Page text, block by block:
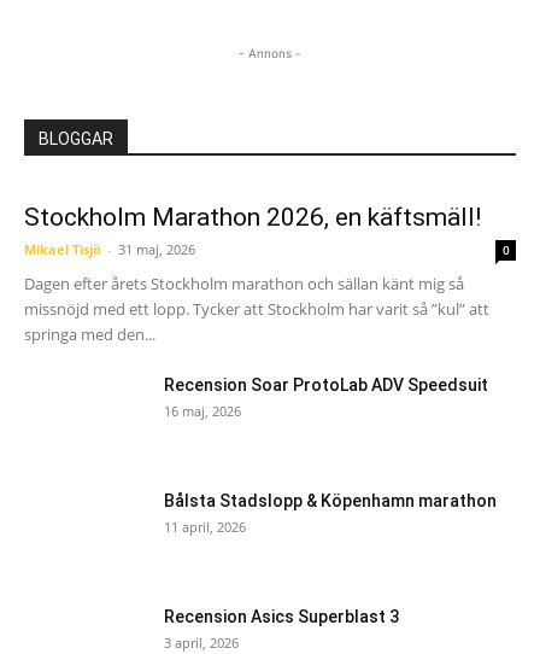
- Annons -
BLOGGAR
Stockholm Marathon 2026, en käftsmäll!
Mikael Tisjö - 31 maj, 2026 0
Dagen efter årets Stockholm marathon och sällan känt mig så
missnöjd med ett lopp. Tycker att Stockholm har varit så ”kul” att
springa med den...
Recension Soar ProtoLab ADV Speedsuit
16 maj, 2026
Bålsta Stadslopp & Köpenhamn marathon
11 april, 2026
Recension Asics Superblast 3
3 april, 2026